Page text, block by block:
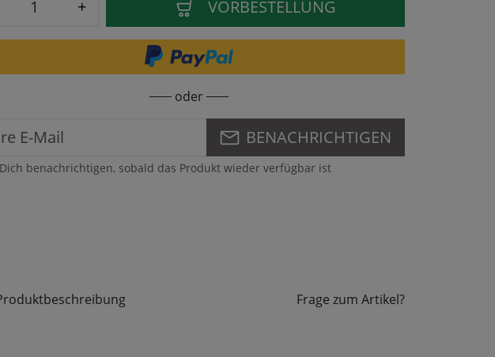
+ VORBESTELLUNG
oder
BENACHRICHTIGEN
benachrichtigen, sobald das Produkt wieder verfügbar ist
Frage zum Artikel?